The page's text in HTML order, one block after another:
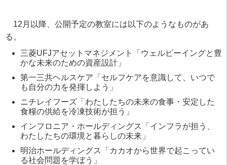
12月以降、公開予定の教室には以下のようなものがあ
る。
三菱UFJアセットマネジメント「ウェルビーイングと豊
かな未来のための資産設計」
第一三共ヘルスケア「セルフケアを意識して、いつで
も自分の力を発揮しよう」
ニチレイフーズ「わたしたちの未来の食事・安定した
食糧の供給を冷凍技術が担う」
インフロニア・ホールディングス「インフラが担う、
わたしたちの環境と暮らしの未来」
明治ホールディングス「カカオから世界で起こってい
る社会問題を学ぼう」